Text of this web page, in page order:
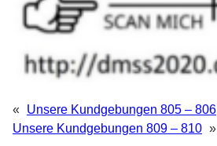
«
Unsere Kundgebungen 805 – 806
Unsere Kundgebungen 809 – 810 »